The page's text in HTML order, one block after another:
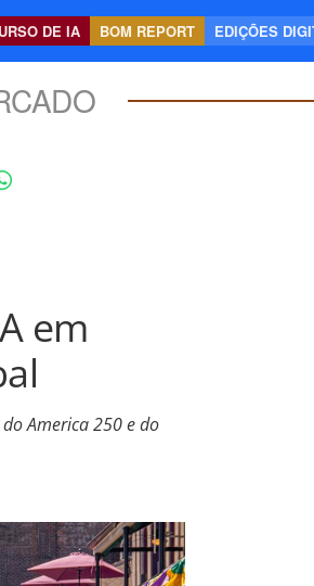
DE IA BOM REPORT EDIÇÕES
em
America 250 e do